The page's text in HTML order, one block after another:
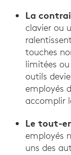
La
clavier ou
touches
limitées
outils
employés
accomplir
Le tout-
employés
uns des